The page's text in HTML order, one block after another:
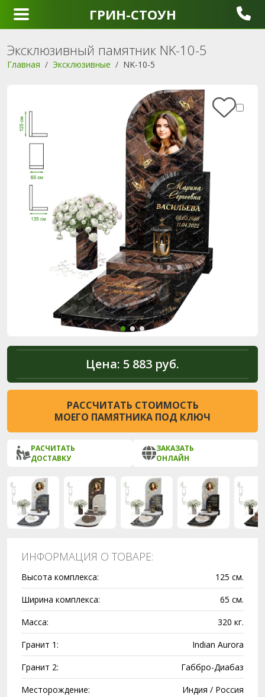
ГРИН-СТОУН
Эксклюзивный памятник NK-10-5
Главная Эксклюзивные NK-10-5
Цена: 5 883 руб.
РАССЧИТАТЬ СТОИМОСТЬ
МОЕГО ПАМЯТНИКА ПОД КЛЮЧ
РАСЧИТАТЬ
ДОСТАВКУ
ЗАКАЗАТЬ
ОНЛАЙН
ИНФОРМАЦИЯ О ТОВАРЕ:
Высота комплекса:
125 см.
Ширина комплекса:
65 см.
Масса:
320 кг.
Гранит 1:
Indian Aurora
Гранит 2:
Габбро-Диабаз
Месторождение:
Индия / Россия